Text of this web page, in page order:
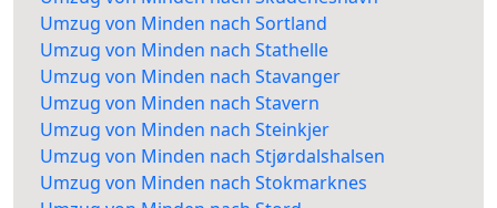
Umzug von Minden nach Sortland
Umzug von Minden nach Stathelle
Umzug von Minden nach Stavanger
Umzug von Minden nach Stavern
Umzug von Minden nach Steinkjer
Umzug von Minden nach Stjørdalshalsen
Umzug von Minden nach Stokmarknes